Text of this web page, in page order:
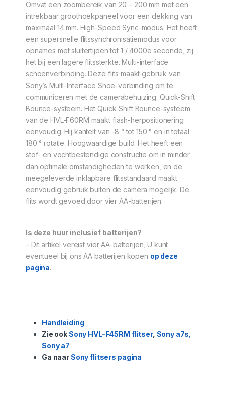
Omvat een zoombereik van 20 – 200 mm met een
intrekbaar groothoekpaneel voor een dekking van
maximaal 14 mm. High-Speed ​​Sync-modus. Het heeft
een supersnelle flitssynchronisatiemodus voor
opnames met sluitertijden tot 1 / 4000e seconde, zij
het bij een lagere flitssterkte. Multi-interface
schoenverbinding. Deze flits maakt gebruik van
Sony’s Multi-Interface Shoe-verbinding om te
communiceren met de camerabehuizing. Quick-Shift
Bounce-systeem. Het Quick-Shift Bounce-systeem
van de HVL-F60RM maakt flash-herpositionering
eenvoudig. Hij kantelt van -8 ° tot 150 ° en in totaal
180 ° rotatie. Hoogwaardige build. Het heeft een
stof- en vochtbestendige constructie om in minder
dan optimale omstandigheden te werken, en de
meegeleverde inklapbare flitsstandaard maakt
eenvoudig gebruik buiten de camera mogelijk. De
flits wordt gevoed door vier AA-batterijen.
Is deze huur inclusief batterijen?
– Dit artikel vereist vier AA-batterijen, U kunt
eventueel bij ons AA batterijen kopen op deze
pagina.
Handleiding
Zie ookSony HVL-F45RM flitser, Sony a7s,
Sony a7
Ga naarSony flitsers pagina